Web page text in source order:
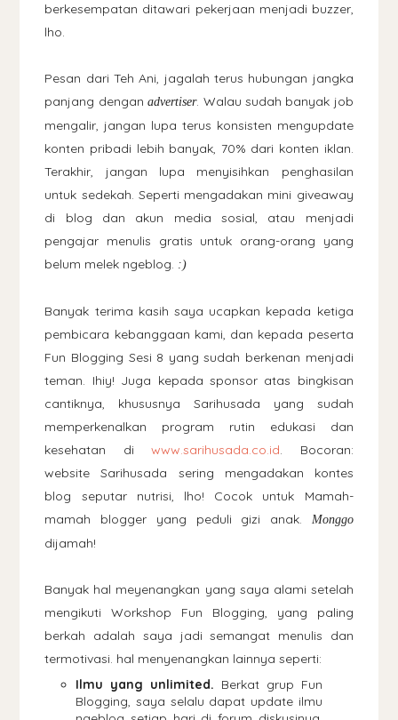
berkesempatan ditawari pekerjaan menjadi buzzer,
lho.
Pesan dari Teh Ani, jagalah terus hubungan jangka
panjang denganadvertiser. Walau sudah banyak job
mengalir, jangan lupa terus konsisten mengupdate
konten pribadi lebih banyak, 70% dari konten iklan.
Terakhir, jangan lupa menyisihkan penghasilan
untuk sedekah. Seperti mengadakan mini giveaway
di blog dan akun media sosial, atau menjadi
pengajar menulis gratis untuk orang-orang yang
belum melek ngeblog. :)
Banyak terima kasih saya ucapkan kepada ketiga
pembicara kebanggaan kami, dan kepada peserta
Fun Blogging Sesi 8 yang sudah berkenan menjadi
teman. Ihiy! Juga kepada sponsor atas bingkisan
cantiknya, khususnya Sarihusada yang sudah
memperkenalkan program rutin edukasi dan
kesehatan diwww.sarihusada.co.id. Bocoran:
website Sarihusada sering mengadakan kontes
blog seputar nutrisi, lho! Cocok untuk Mamah-
mamah blogger yang peduli gizi anak.
Monggo
dijamah!
Banyak hal meyenangkan yang saya alami setelah
mengikuti Workshop Fun Blogging, yang paling
berkah adalah saya jadi semangat menulis dan
termotivasi. hal menyenangkan lainnya seperti:
Ilmu yang unlimited. Berkat grup Fun
Blogging, saya selalu dapat update ilmu